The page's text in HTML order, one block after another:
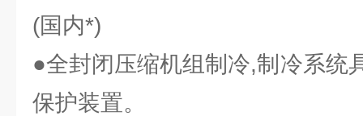
(国内*)
●全封闭压缩机组制冷,制冷系统
保护装置。